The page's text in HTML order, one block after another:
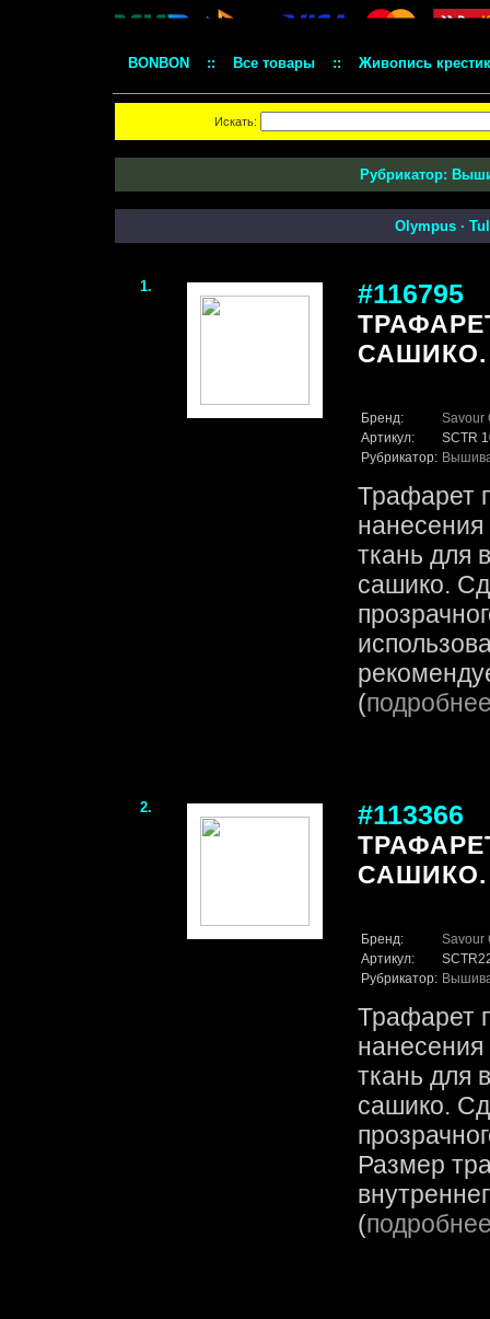
BONBON :: Все товары :: Живопись
Искать:
Рубрикатор:
Olympus·
1. #116795
САШИКО.
Бренд:
Savour
Артикул:
SCTR
Рубрикатор:
Трафарет
нанесения
ткань для
сашико.
(
2. #113366
САШИКО.
Бренд:
Savour
Артикул:
Рубрикатор:
Трафарет
нанесения
ткань для
сашико.
Размер
(